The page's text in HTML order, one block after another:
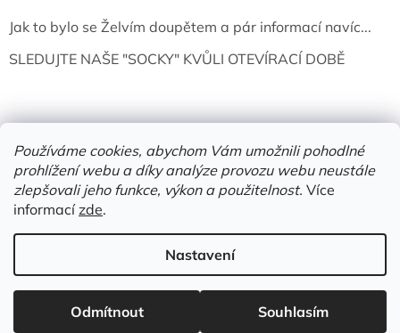
Používáme cookies, abychom Vám umožnili pohodlné
prohlížení webu a díky analýze provozu webu neustále
zlepšovali jeho funkce, výkon a použitelnost. Více
informacízde.
Nastavení
Odmítnout Souhlasím
Jak to bylo se Želvím doupětem a pár informací navíc...
SLEDUJTE NAŠE "SOCKY" KVŮLI OTEVÍRACÍ DOBĚ
Vytvořil Shoptet
Copyright 2026Želví doupě | knihy & vinyly | Mělník. Všechna
práva vyhrazena.
Upravit nastavení cookies